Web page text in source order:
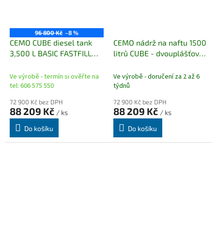
96 800 Kč –8 %
CEMO CUBE diesel tank
3,500 L BASIC FASTFILL
Ve výrobě - termín si ověřte na
tel: 606 575 550
72 900 Kč bez DPH
88 209 Kč / ks
Do košíku
CEMO nádrž na naftu 1500
litrů CUBE - dvouplášťová
Ve výrobě - doručení za 2 až 6
týdnů
72 900 Kč bez DPH
88 209 Kč / ks
Do košíku